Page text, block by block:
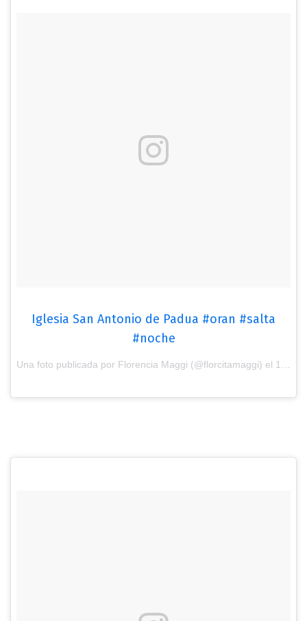
Iglesia San Antonio de Padua #oran #salta
#noche
Una foto publicada por Florencia Maggi (@florcitamaggi) el 15 de Ago de 2016 a la(s) 7:25 PDT